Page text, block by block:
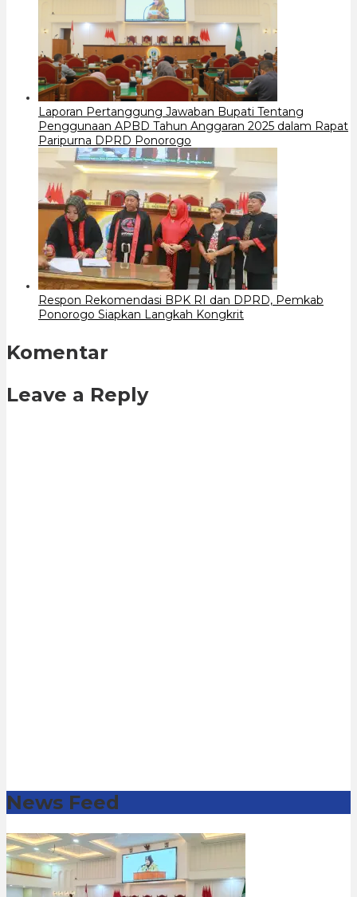
Laporan Pertanggung Jawaban Bupati Tentang
Penggunaan APBD Tahun Anggaran 2025 dalam Rapat
Paripurna DPRD Ponorogo
Respon Rekomendasi BPK RI dan DPRD, Pemkab
Ponorogo Siapkan Langkah Kongkrit
Komentar
Leave a Reply
News Feed